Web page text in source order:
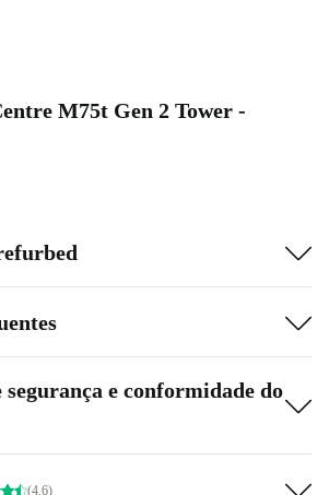
M75t Gen 2 Tower -
e conformidade do
(4.6)